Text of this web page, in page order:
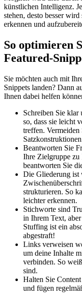
künstlichen Intelligenz.
stehen, desto besser
erkennen und
So optimieren
Featured-
Sie möchten auch mit
Snippets landen? Dann
Ihnen dabei helfen
Schreiben Sie klar
so, dass sie leicht
treffen.
Beantworten Sie
Ihre Zielgruppe zu
beantworten Sie
Die Gliederung ist
strukturieren. So
leichter erkennen.
Stichworte sind
in Ihrem Text,
Stuffing ist ein
abgestraft!
Links verweisen
um deine Inhalte
verbinden. So
sind.
Halten Sie
und fügen